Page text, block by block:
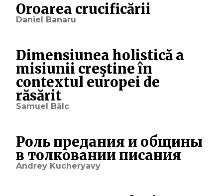
Oroarea crucificării
Daniel Banaru
Dimensiunea holistică a
misiunii creştine în
contextul europei de
răsărit
Samuel Bâlc
Роль предания и общины
в толковании писания
Andrey Kucheryavy